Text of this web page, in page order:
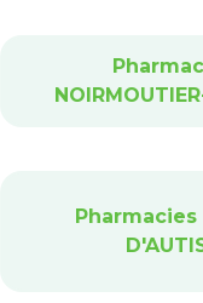
Pharmacies